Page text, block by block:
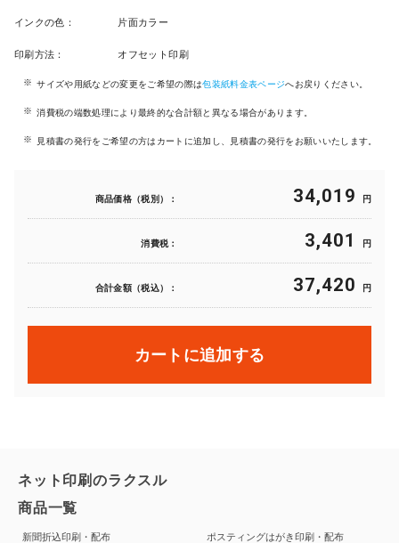
インクの色： 片面カラー
印刷方法： オフセット印刷
サイズや用紙などの変更をご希望の際は包装紙料金表ページへお戻りください。
消費税の端数処理により最終的な合計額と異なる場合があります。
見積書の発行をご希望の方はカートに追加し、見積書の発行をお願いいたします。
商品価格（税別）： 34,019 円
消費税： 3,401 円
合計金額（税込）： 37,420 円
カートに追加する
ネット印刷のラクスル
商品一覧
新聞折込印刷・配布
ポスティングはがき印刷・配布